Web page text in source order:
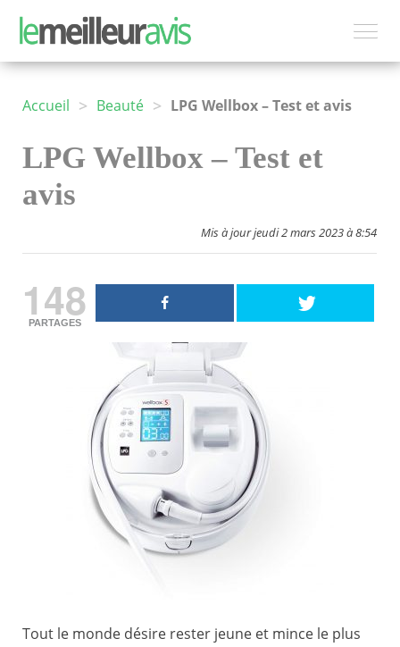
Accueil > Beauté > LPG Wellbox – Test et avis
LPG Wellbox – Test et
avis
Mis à jour jeudi 2 mars 2023 à 8:54
148
PARTAGES
Tout le monde désire rester jeune et mince le plus